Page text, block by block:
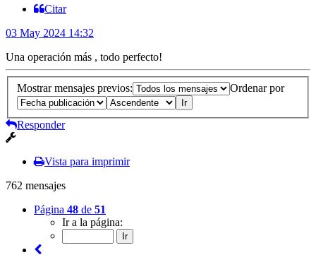
Citar
03 May 2024 14:32
Una operación más , todo perfecto!
Mostrar mensajes previos: Ordenar por
Responder
Vista para imprimir
762 mensajes
Página 48 de 51
Ir a la página: